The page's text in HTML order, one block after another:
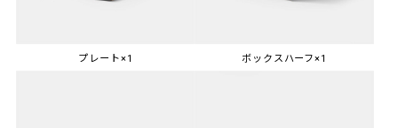
プレート×1 ボックスハーフ×1